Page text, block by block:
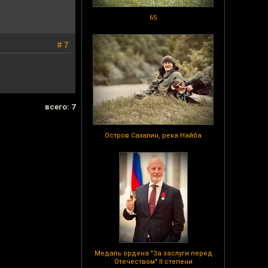
65
Остров Сахалин, река Найба
Медаль ордена "За заслуги перед
Отечеством" II степени
# 7
всего: 7